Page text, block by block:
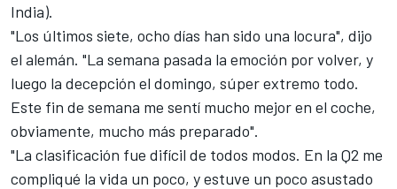
India).
"Los últimos siete, ocho días han sido una locura", dijo
el alemán. "La semana pasada la emoción por volver, y
luego la decepción el domingo, súper extremo todo.
Este fin de semana me sentí mucho mejor en el coche,
obviamente, mucho más preparado".
"La clasificación fue difícil de todos modos. En la Q2 me
compliqué la vida un poco, y estuve un poco asustado